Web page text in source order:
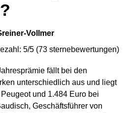
Vollmer
5/5 (73 sternebewertungen)
fällt bei den
unterschiedlich aus und liegt
und 1.484 Euro bei
Geschäftsführer von